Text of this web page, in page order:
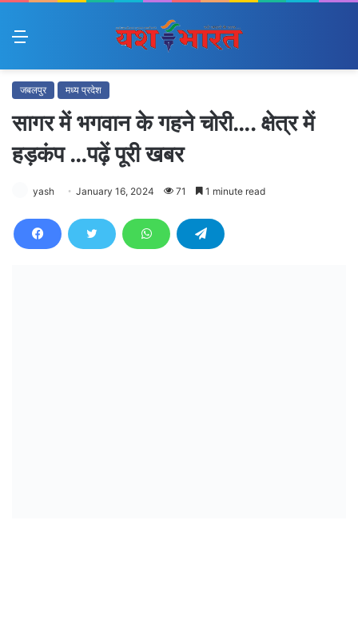
Menu
जबलपुर मध्य प्रदेश
सागर में भगवान के गहने चोरी…. क्षेत्र में
हड़कंप …पढ़ें पूरी खबर
yash January 16, 2024 71 1 minute read